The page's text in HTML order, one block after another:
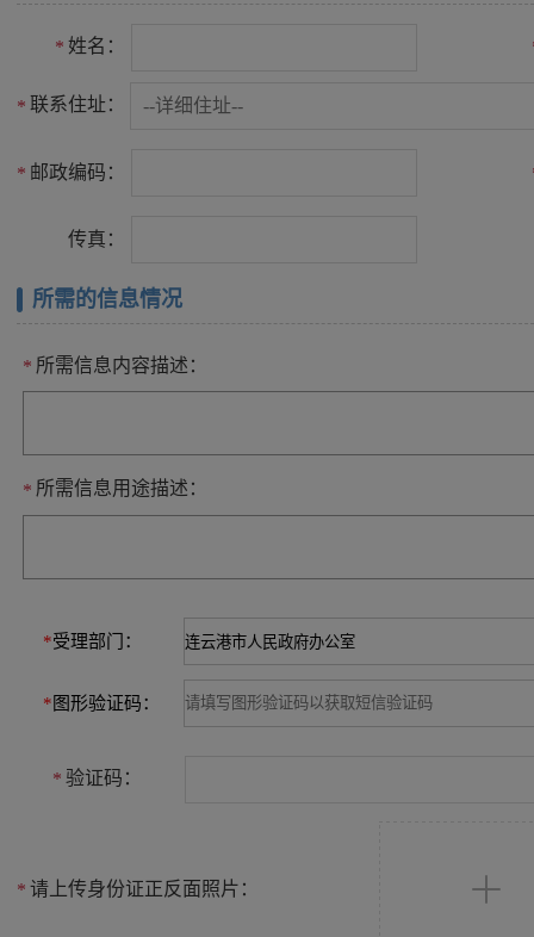
* 姓名：
* 联系住址：
* 邮政编码：
传真：
所需的信息情况
* 所需信息内容描述：
* 所需信息用途描述：
*受理部门：
* 图形验证码：
* 验证码：
* 请上传身份证正反面照片：